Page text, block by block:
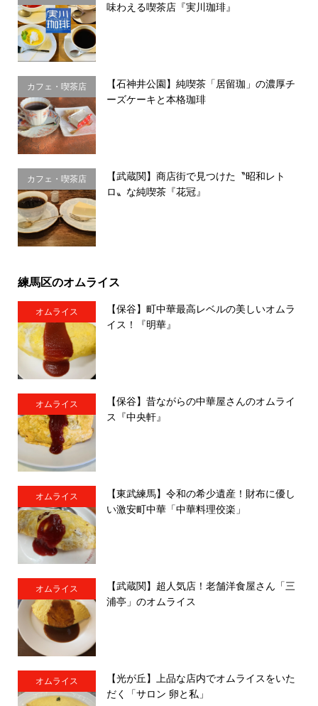
味わえる喫茶店『実川珈琲』
カフェ・喫茶店
【石神井公園】純喫茶「居留珈」の濃厚チ
ーズケーキと本格珈琲
カフェ・喫茶店
【武蔵関】商店街で見つけた〝昭和レト
ロ〟な純喫茶『花冠』
練馬区のオムライス
オムライス
【保谷】町中華最高レベルの美しいオムラ
イス！『明華』
オムライス
【保谷】昔ながらの中華屋さんのオムライ
ス『中央軒』
オムライス
【東武練馬】令和の希少遺産！財布に優し
い激安町中華「中華料理佼楽」
オムライス
【武蔵関】超人気店！老舗洋食屋さん「三
浦亭」のオムライス
オムライス
【光が丘】上品な店内でオムライスをいた
だく「サロン 卵と私」